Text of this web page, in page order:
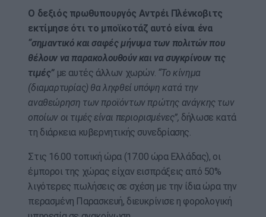
Ο δεξιός πρωθυπουργός Αντρέι Πλένκοβιτς
εκτίμησε ότι το μποϊκοτάζ αυτό είναι ένα
“σημαντικό και σαφές μήνυμα των πολιτών που
θέλουν να παρακολουθούν και να συγκρίνουν τις
τιμές”με αυτές άλλων χωρών. “Το κίνημα
(διαμαρτυρίας) θα ληφθεί υπόψη κατά την
αναθεώρηση των προϊόντων πρώτης ανάγκης των
οποίων οι τιμές είναι περιορισμένες”, δήλωσε κατά
τη διάρκεια κυβερνητικής συνεδρίασης.
Στις 16.00 τοπική ώρα (17.00 ώρα Ελλάδας), οι
έμποροι της χώρας είχαν εισπράξεις από 50%
λιγότερες πωλήσεις σε σχέση με την ίδια ώρα την
περασμένη Παρασκευή, διευκρίνισε η φορολογική